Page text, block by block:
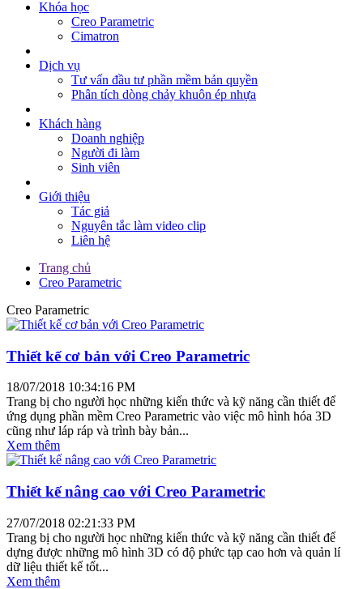
Khóa học
Creo Parametric
Cimatron
Dịch vụ
Tư vấn đầu tư phần mềm bản quyền
Phân tích dòng chảy khuôn ép nhựa
Khách hàng
Doanh nghiệp
Người đi làm
Sinh viên
Giới thiệu
Tác giả
Nguyên tắc làm video clip
Liên hệ
Trang chủ
Creo Parametric
Creo Parametric
Thiết kế cơ bản với Creo Parametric
18/07/2018 10:34:16 PM
Trang bị cho người học những kiến thức và kỹ năng cần thiết để
ứng dụng phần mềm Creo Parametric vào việc mô hình hóa 3D
cũng như láp ráp và trình bày bản...
Xem thêm
Thiết kế nâng cao với Creo Parametric
27/07/2018 02:21:33 PM
Trang bị cho người học những kiến thức và kỹ năng cần thiết để
dựng được những mô hình 3D có độ phức tạp cao hơn và quản lí
dữ liệu thiết kế tốt...
Xem thêm